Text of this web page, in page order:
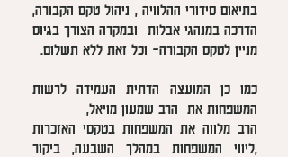
בתיאום סידורי ההלוויה , ניהול טקס הקבורה,
הדרכה במנהגי אבלות ובמקרה הצורך בגיוס
מניין לטקס הקבורה- וכל זאת ללא תשלום.
כמו כן המועצה הדתית העמידה לרשות
המשפחות את הרב שמעון מויאל,
הרב מלווה את המשפחות בטקסי האזכרות
,ליווי המשפחות במהלך השבעה, ביקור